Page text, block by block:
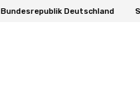
Bundesrepublik Deutschland